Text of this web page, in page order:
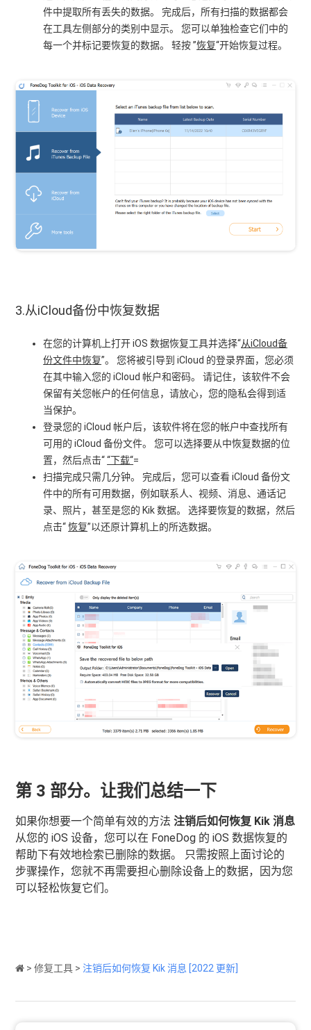
件中提取所有丢失的数据。 完成后，所有扫描的数据都会
在工具左侧部分的类别中显示。 您可以单独检查它们中的
每一个并标记要恢复的数据。 轻按 ”恢复“开始恢复过程。
3.从iCloud备份中恢复数据
在您的计算机上打开 iOS 数据恢复工具并选择“从iCloud备
份文件中恢复”。 您将被引导到 iCloud 的登录界面，您必须
在其中输入您的 iCloud 帐户和密码。 请记住，该软件不会
保留有关您帐户的任何信息，请放心，您的隐私会得到适
当保护。
登录您的 iCloud 帐户后，该软件将在您的帐户中查找所有
可用的 iCloud 备份文件。 您可以选择要从中恢复数据的位
置，然后点击““下载“=
扫描完成只需几分钟。 完成后，您可以查看 iCloud 备份文
件中的所有可用数据，例如联系人、视频、消息、通话记
录、照片，甚至是您的 Kik 数据。 选择要恢复的数据，然后
点击“恢复”以还原计算机上的所选数据。
第 3 部分。让我们总结一下
如果你想要一个简单有效的方法注销后如何恢复 Kik 消息
从您的 iOS 设备，您可以在 FoneDog 的 iOS 数据恢复的
帮助下有效地检索已删除的数据。 只需按照上面讨论的
步骤操作，您就不再需要担心删除设备上的数据，因为您
可以轻松恢复它们。
>修复工具 > 注销后如何恢复 Kik 消息 [2022 更新]